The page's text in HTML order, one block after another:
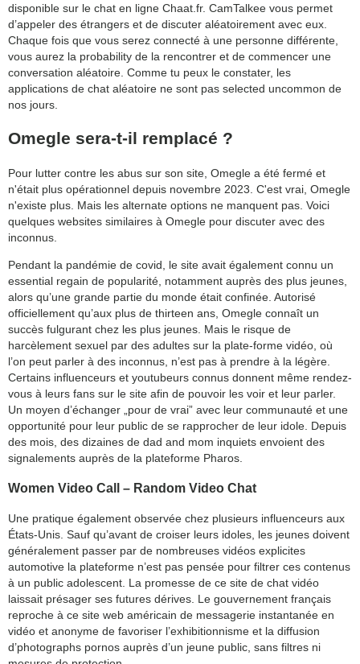
disponible sur le chat en ligne Chaat.fr. CamTalkee vous permet
d’appeler des étrangers et de discuter aléatoirement avec eux.
Chaque fois que vous serez connecté à une personne différente,
vous aurez la probability de la rencontrer et de commencer une
conversation aléatoire. Comme tu peux le constater, les
applications de chat aléatoire ne sont pas selected uncommon de
nos jours.
Omegle sera-t-il remplacé ?
Pour lutter contre les abus sur son site, Omegle a été fermé et
n'était plus opérationnel depuis novembre 2023. C'est vrai, Omegle
n'existe plus. Mais les alternate options ne manquent pas. Voici
quelques websites similaires à Omegle pour discuter avec des
inconnus.
Pendant la pandémie de covid, le site avait également connu un
essential regain de popularité, notamment auprès des plus jeunes,
alors qu’une grande partie du monde était confinée. Autorisé
officiellement qu’aux plus de thirteen ans, Omegle connaît un
succès fulgurant chez les plus jeunes. Mais le risque de
harcèlement sexuel par des adultes sur la plate-forme vidéo, où
l’on peut parler à des inconnus, n’est pas à prendre à la légère.
Certains influenceurs et youtubeurs connus donnent même rendez-
vous à leurs fans sur le site afin de pouvoir les voir et leur parler.
Un moyen d’échanger „pour de vrai” avec leur communauté et une
opportunité pour leur public de se rapprocher de leur idole. Depuis
des mois, des dizaines de dad and mom inquiets envoient des
signalements auprès de la plateforme Pharos.
Women Video Call – Random Video Chat
Une pratique également observée chez plusieurs influenceurs aux
États-Unis. Sauf qu’avant de croiser leurs idoles, les jeunes doivent
généralement passer par de nombreuses vidéos explicites
automotive la plateforme n’est pas pensée pour filtrer ces contenus
à un public adolescent. La promesse de ce site de chat vidéo
laissait présager ses futures dérives. Le gouvernement français
reproche à ce site web américain de messagerie instantanée en
vidéo et anonyme de favoriser l’exhibitionnisme et la diffusion
d’photographs pornos auprès d’un jeune public, sans filtres ni